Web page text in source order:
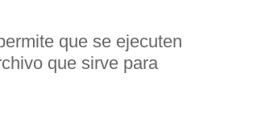
que se ejecuten
que sirve para